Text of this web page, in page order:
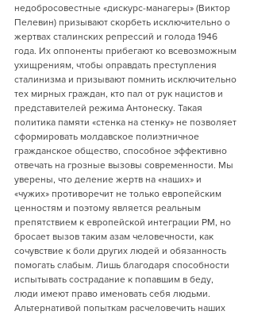
недобросовестные «дискурс-манагеры» (Виктор
Пелевин) призывают скорбеть исключительно о
жертвах сталинских репрессий и голода 1946
года. Их оппоненты прибегают ко всевозможным
ухищрениям, чтобы оправдать преступления
сталинизма и призывают помнить исключительно
тех мирных граждан, кто пал от рук нацистов и
представителей режима Антонеску. Такая
политика памяти «стенка на стенку» не позволяет
сформировать молдавское полиэтничное
гражданское общество, способное эффективно
отвечать на грозные вызовы современности. Мы
уверены, что деление жертв на «наших» и
«чужих» противоречит не только европейским
ценностям и поэтому является реальным
препятствием к европейской интеграции РМ, но
бросает вызов таким азам человечности, как
сочувствие к боли других людей и обязанность
помогать слабым. Лишь благодаря способности
испытывать сострадание к попавшим в беду,
люди имеют право именовать себя людьми.
Альтернативой попыткам расчеловечить наших